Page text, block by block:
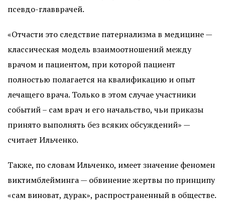
псевдо-главврачей.
«Отчасти это следствие патернализма в медицине —
классическая модель взаимоотношений между
врачом и пациентом, при которой пациент
полностью полагается на квалификацию и опыт
лечащего врача. Только в этом случае участники
событий – сам врач и его начальство, чьи приказы
принято выполнять без всяких обсуждений» —
считает Ильченко.
Также, по словам Ильченко, имеет значение феномен
виктимблейминга — обвинение жертвы по принципу
«сам виноват, дурак», распространенный в обществе.